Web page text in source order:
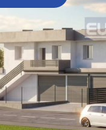
SERVIZI
LAVORA
CON
NOI
Scegli
dove
cercare
Provincia